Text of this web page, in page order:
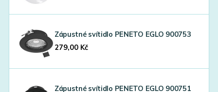
was:
is:
Zápustné svítidlo PENETO EGLO 900753
279,00 Kč
Zápustné svítidlo PENETO EGLO 900751